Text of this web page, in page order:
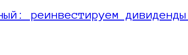
реинвестируем